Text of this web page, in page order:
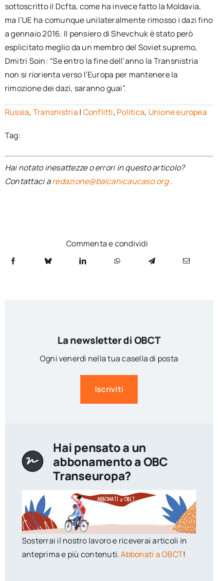
sottoscritto il Dcfta, come ha invece fatto la Moldavia,
ma l’UE ha comunque unilateralmente rimosso i dazi fino
a gennaio 2016. Il pensiero di Shevchuk è stato però
esplicitato meglio da un membro del Soviet supremo,
Dmitri Soin: “Se entro la fine dell’anno la Transnistria
non si riorienta verso l’Europa per mantenere la
rimozione dei dazi, saranno guai”.
Russia, Transnistria | Conflitti, Politica, Unione europea
Tag:
Hai notato inesattezze o errori in questo articolo?
Contattaci aredazione@balcanicaucaso.org.
Commenta e condividi
La newsletter di OBCT
Ogni venerdì nella tua casella di posta
Iscriviti
Hai pensato a un
abbonamento a OBC
Transeuropa?
Sosterrai il nostro lavoro e riceverai articoli in
anteprima e più contenuti.Abbonati a OBCT!